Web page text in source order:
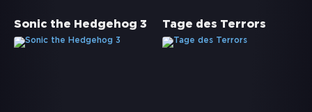
Sonic the Hedgehog 3 Tage des Terrors